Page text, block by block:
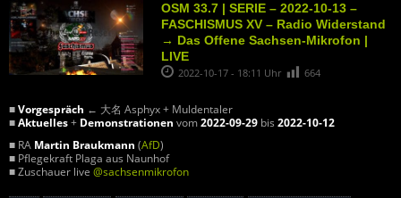
OSM 33.7 | SERIE – 2022-10-13 –
FASCHISMUS XV – Radio Widerstand
→ Das Offene Sachsen-Mikrofon |
LIVE
2022-10-17 - 18:11 Uhr 664
■Vorgespräch ← 大名 Asphyx + Muldentaler
■Aktuelles+ Demonstrationen vom2022-09-29 bis 2022-10-12
■ RA Martin Braukmann (AfD)
■ Pflegekraft Plaga aus Naunhof
■ Zuschauer live @sachsenmikrofon